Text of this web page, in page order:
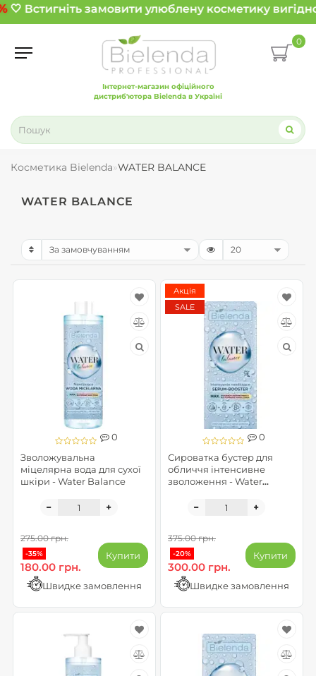
🤍 Встигніть замовити улюблену косметику
Інтернет-магазин офіційного
дистриб'ютора Bielenda в Україні
0
Косметика Bielenda WATER BALANCE
WATER BALANCE
0
Зволожувальна
міцелярна вода для сухої
шкіри - Water Balance
275.00 грн.
-35%
180.00 грн.
Купити
Швидке замовлення
0
Сироватка бустер для
обличчя інтенсивне
зволоження - Water
Акція
SALE
375.00 грн.
-20%
300.00 грн.
Купити
Швидке замовлення